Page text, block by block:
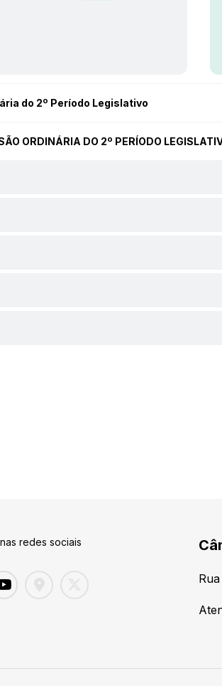
do 2º Período Legislativo
ORDINÁRIA DO 2º PERÍODO
redes sociais